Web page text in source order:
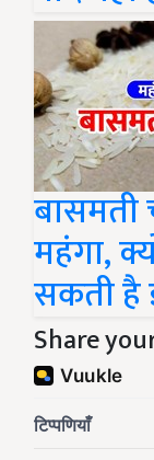
बासमती
महंगा,
सकती है
Share